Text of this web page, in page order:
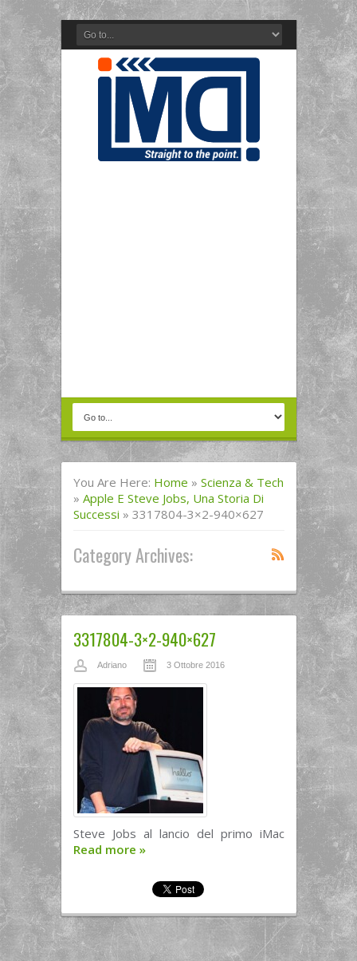
You Are Here: Home » Scienza & Tech
» Apple E Steve Jobs, Una Storia Di
Successi » 3317804-3×2-940×627
Category Archives:
3317804-3×2-940×627
Adriano 3 Ottobre 2016
Steve Jobs al lancio del primo iMac
Read more »